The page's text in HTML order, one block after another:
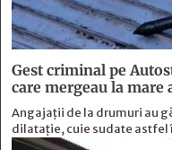
Gest criminal pe
care mergeau la mare
Angajaţii de la drumuri au
dilataţie, cuie sudate astfel